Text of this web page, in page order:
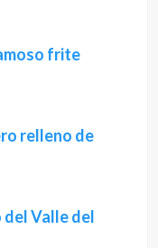
frite
relleno de
Valle del